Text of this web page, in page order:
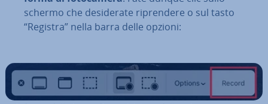
schermo che de­si­de­ra­te ri­pren­de­re o sul tasto
“Registra” nella barra delle opzioni: